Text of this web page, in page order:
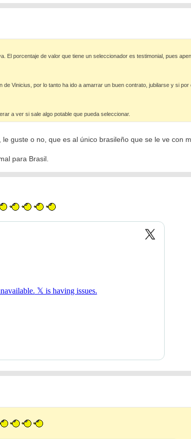
El porcentaje de valor que tiene un seleccionador es testimonial, pues
de Vinicius, por lo tanto ha ido a amarrar un buen contrato, jubilarse y si
a ver si sale algo potable que pueda seleccionar.
guste o no, que es al único brasileño que se le ve con
para Brasil.